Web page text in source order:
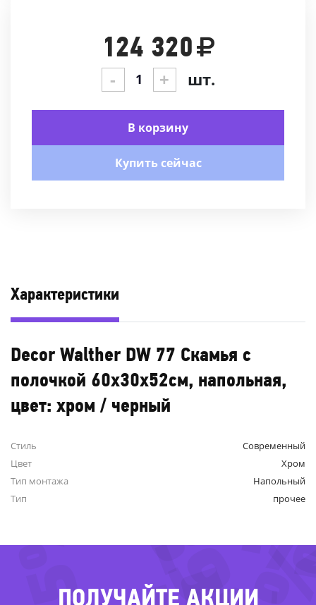
124 320
- + шт.
В корзину
Купить сейчас
Характеристики
Decor Walther DW 77 Скамья с
полочкой 60x30x52см, напольная,
цвет: хром / черный
Стиль
Современный
Цвет
Хром
Тип монтажа
Напольный
Тип
прочее
ПОЛУЧАЙТЕ АКЦИИ
-